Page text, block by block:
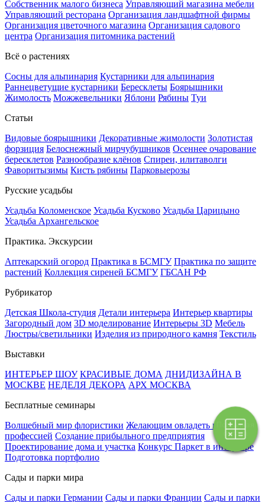
Поэтапная
оплата
Собственник малого бизнеса Управляющий магазина мебели
Управляющий ресторана Организация ландшафтной фирмы
Организация цветочного магазина Организация садового
центра Организация питомника растений
Всё о растениях
Сосны для альпинария Кустарники для альпинария
Раннецветущие кустарники Бересклеты Боярышники
Жимолость Можжевельники Яблони Рябины Туи
Статьи
Видовые боярышники Декоративные жимолости Золотистая
форзиция Белоснежный мирчубушников Осеннее очарование
бересклетов Разнообразие клёнов Спиреи, илитаволги
Фаворитызимы Кисть рябины Парковыерозы
Русские усадьбы
Усадьба Коломенское Усадьба Кусково Усадьба Царицыно
Усадьба Архангельское
Практика. Экскурсии
Аптекарский огород Практика в БСМГУ Практика по защите
растений Коллекция сиреней БСМГУ ГБСАН РФ
Рубрикатор
Детская Школа-студия Детали интерьера Интерьер квартиры
Загородный дом 3D моделирование Интерьеры 3D Мебель
Люстры/светильники Изделия из природного камня Текстиль
Выставки
ИНТЕРЬЕР ШОУ КРАСИВЫЕ ДОМА ДНИДИЗАЙНА В
МОСКВЕ НЕДЕЛЯ ДЕКОРА АРХ МОСКВА
Бесплатные семинары
Волшебный мир флористики Желающим овладеть новой
профессией Создание прибыльного предприятия
Проектирование дома и участка Конкурс Паркет в интерьере
Подготовка портфолио
Сады и парки мира
Сады и парки Германии Сады и парки Франции Сады и парки